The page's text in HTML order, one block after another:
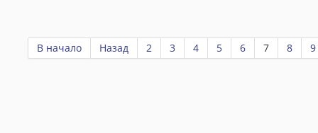
В начало Назад 2 3 4 5 6 7 8 9